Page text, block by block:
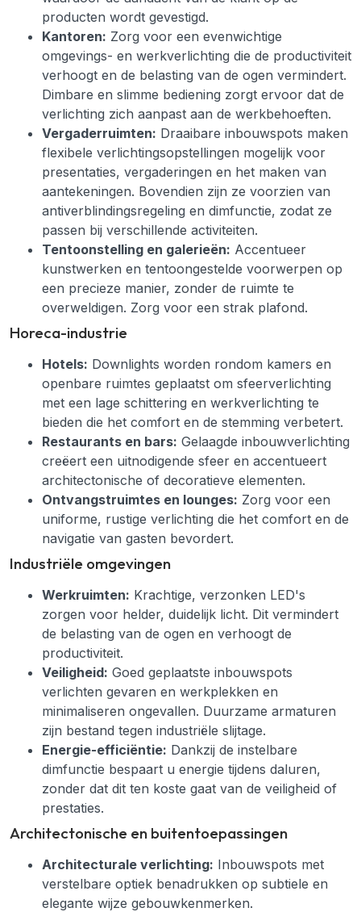
producten wordt gevestigd.
Kantoren: Zorg voor een evenwichtige
omgevings- en werkverlichting die de productiviteit
verhoogt en de belasting van de ogen vermindert.
Dimbare en slimme bediening zorgt ervoor dat de
verlichting zich aanpast aan de werkbehoeften.
Vergaderruimten: Draaibare inbouwspots maken
flexibele verlichtingsopstellingen mogelijk voor
presentaties, vergaderingen en het maken van
aantekeningen. Bovendien zijn ze voorzien van
antiverblindingsregeling en dimfunctie, zodat ze
passen bij verschillende activiteiten.
Tentoonstelling en galerieën: Accentueer
kunstwerken en tentoongestelde voorwerpen op
een precieze manier, zonder de ruimte te
overweldigen. Zorg voor een strak plafond.
Horeca-industrie
Hotels: Downlights worden rondom kamers en
openbare ruimtes geplaatst om sfeerverlichting
met een lage schittering en werkverlichting te
bieden die het comfort en de stemming verbetert.
Restaurants en bars: Gelaagde inbouwverlichting
creëert een uitnodigende sfeer en accentueert
architectonische of decoratieve elementen.
Ontvangstruimtes en lounges: Zorg voor een
uniforme, rustige verlichting die het comfort en de
navigatie van gasten bevordert.
Industriële omgevingen
Werkruimten: Krachtige, verzonken LED's
zorgen voor helder, duidelijk licht. Dit vermindert
de belasting van de ogen en verhoogt de
productiviteit.
Veiligheid: Goed geplaatste inbouwspots
verlichten gevaren en werkplekken en
minimaliseren ongevallen. Duurzame armaturen
zijn bestand tegen industriële slijtage.
Energie-efficiëntie: Dankzij de instelbare
dimfunctie bespaart u energie tijdens daluren,
zonder dat dit ten koste gaat van de veiligheid of
prestaties.
Architectonische en buitentoepassingen
Architecturale verlichting: Inbouwspots met
verstelbare optiek benadrukken op subtiele en
elegante wijze gebouwkenmerken.